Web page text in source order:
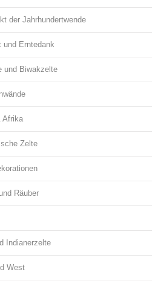
der Jahrhundertwende
und Erntedank
und Biwakzelte
Afrika
Zelte
Räuber
Indianerzelte
West